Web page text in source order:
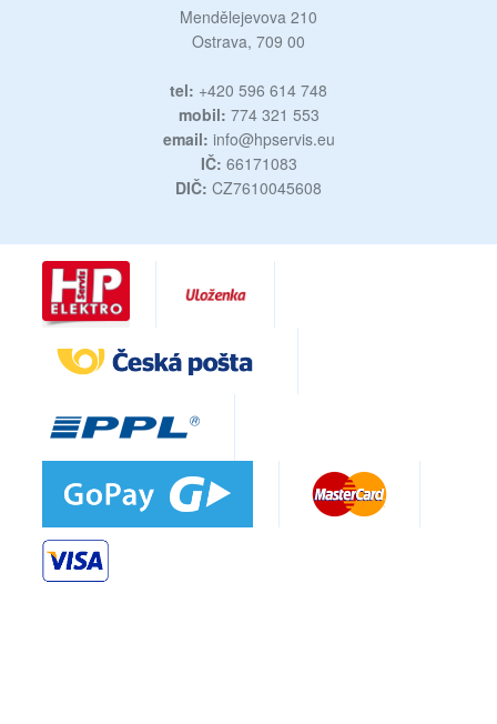
Mendělejevova 210
Ostrava, 709 00
tel: +420 596 614 748
mobil: 774 321 553
email: info@hpservis.eu
IČ: 66171083
DIČ: CZ7610045608